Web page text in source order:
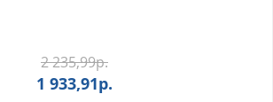
2 235,99р.
1 933,91р.